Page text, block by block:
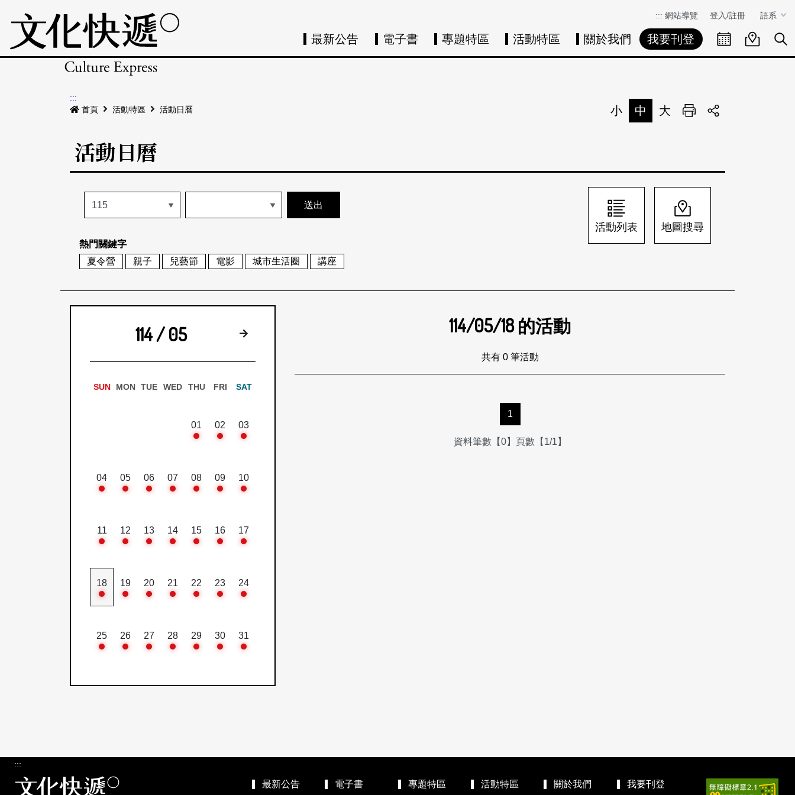
::: 網站導覽 登入/註冊 語系
最新公告 電子書 專題特區 活動特區 關於我們 我要刊登 活動日曆活動地圖展
:::
首頁
活動特區 活動日曆 小 中 大 列印
活動日曆
熱門關鍵字
夏令營
親子 兒藝節 電影 城市生活圈 講座
活動列表 地圖搜尋
114 / 05 下個月
SUN MON TUE WED THU FRI SAT
01 02 03
04 05 06 07 08 09 10
11 12 13 14 15 16 17
18 19 20 21 22 23 24
25 26 27 28 29 30 31
114/05/18的活動
共有 0 筆活動
1
資料筆數【0】頁數【1/1】
:::
最新公告 電子書 專題特區 活動特區 關於我們 我要刊登